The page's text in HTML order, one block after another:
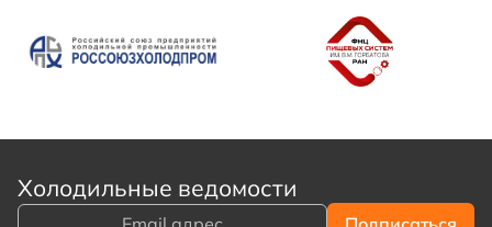
Холодильные ведомости